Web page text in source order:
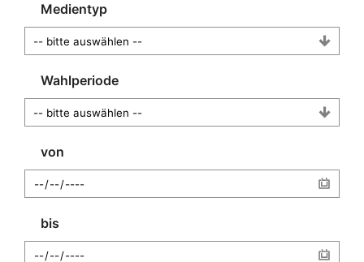
Medientyp
Wahlperiode
von
bis